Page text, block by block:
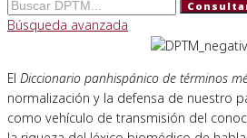
Búsqueda avanzada
El Diccionario panhispánico de términos
normalización y la defensa de nuestro
como vehículo de transmisión del